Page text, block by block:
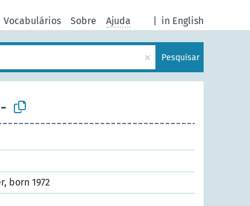
in English
Vocabulários Sobre Ajuda
× Pesquisar
born 1972